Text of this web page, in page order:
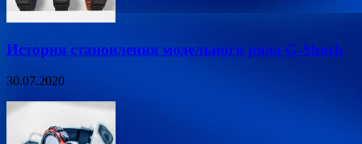
История становления модельного ряда G-Shock
30.07.2020